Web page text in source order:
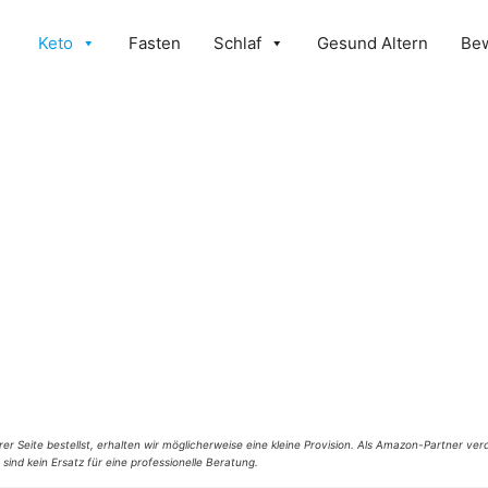
Keto Fasten Schlaf Gesund Altern
Seite bestellst, erhalten wir möglicherweise eine kleine Provision. Als Amazon-Partner
kein Ersatz für eine professionelle Beratung.